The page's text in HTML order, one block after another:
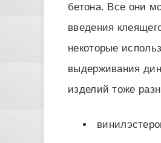
бетона. Все они
введения
некоторые
выдерживания
изделий тоже